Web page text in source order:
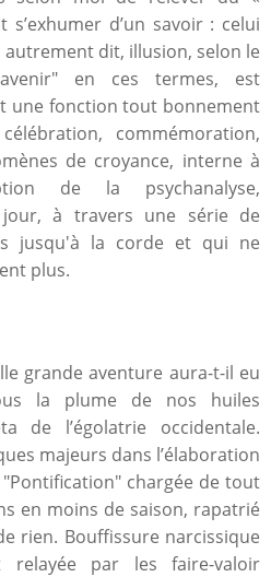
d’un savoir : celui
dit, illusion, selon le
en ces termes, est
une fonction tout bonnement
commémoration,
de croyance, interne à
de la psychanalyse,
à travers une série de
jusqu'à la corde et qui ne
plus.
grande aventure aura-t-il eu
la plume de nos huiles
de l’égolatrie occidentale.
majeurs dans l’élaboration
chargée de tout
en moins de saison, rapatrié
rien. Bouffissure narcissique
relayée par les faire-valoir